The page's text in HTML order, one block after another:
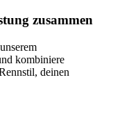
zusammen
kombiniere
deinen